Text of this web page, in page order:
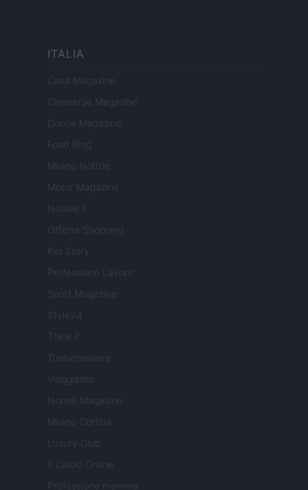
ITALIA
Casa Magazine
Cineverse Magazine
Donne Magazine
Food Blog
Milano Notizie
Motor Magazine
Notizie.it
Offerte Shopping
Pet Story
Professione Lavoro
Sport Magazine
Style24
Think.it
Tuobenessere
Viaggiamo
Nonne Magazine
Milano Cortina
Luxury Club
Il Calcio Online
Professione mamma